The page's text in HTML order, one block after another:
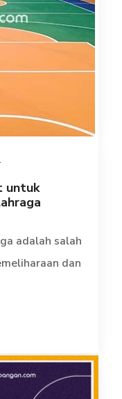
untuk
adalah salah
dan